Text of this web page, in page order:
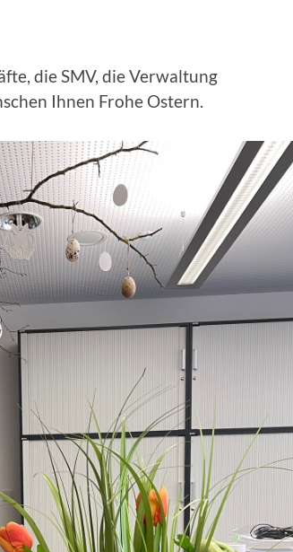
die SMV, die Verwaltung
Ihnen Frohe Ostern.